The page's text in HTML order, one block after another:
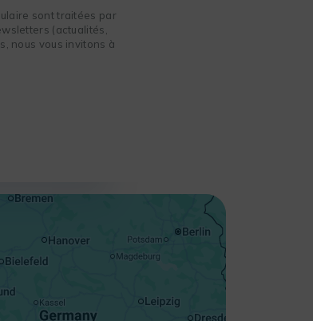
sont traitées par
(actualités,
nous vous invitons à